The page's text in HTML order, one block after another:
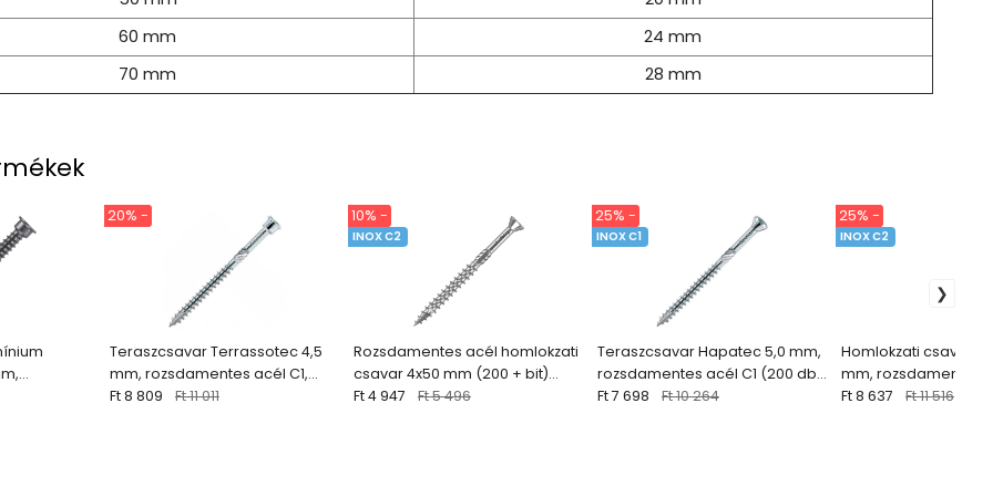
60 mm
24 mm
70 mm
28 mm
(200 db)
Teraszcsavar Terrassotec 4,5
mm, rozsdamentes acél C1,
(200 db) Eurotec
20% -
Ft 8 809 Ft 11 011
Rozsdamentes acél homlokzati
csavar 4x50 mm (200 + bit)
QUADROFIX C2
INOX C2
10% -
Ft 4 947 Ft 5 496
Teraszcsavar Hapatec 5,0 mm,
rozsdamentes acél C1 (200 db)
Eurotec
INOX C1
25% -
Ft 7 698 Ft 10 264
Homlokzati csavarok
mm, rozsdamentes
barna (200 db + bit)
INOX C2
25% -
Ft 8 637 Ft 11 516